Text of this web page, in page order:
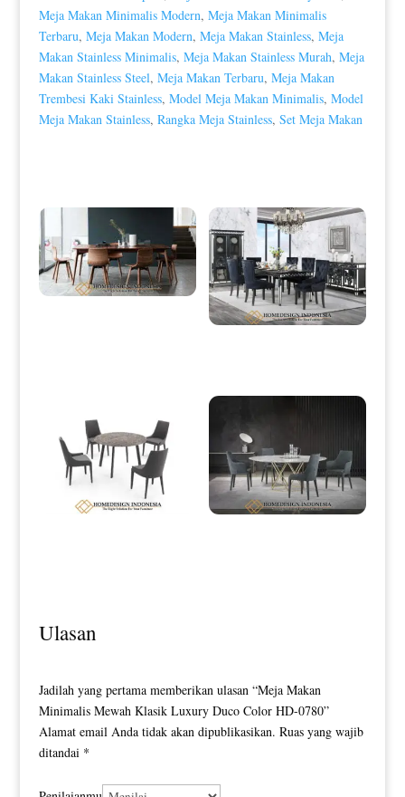
Meja Makan Minimalis Modern, Meja Makan Minimalis
Terbaru, Meja Makan Modern, Meja Makan Stainless, Meja
Makan Stainless Minimalis, Meja Makan Stainless Murah, Meja
Makan Stainless Steel, Meja Makan Terbaru, Meja Makan
Trembesi Kaki Stainless, Model Meja Makan Minimalis, Model
Meja Makan Stainless, Rangka Meja Stainless, Set Meja Makan
Ulasan
Jadilah yang pertama memberikan ulasan “Meja Makan
Minimalis Mewah Klasik Luxury Duco Color HD-0780”
Alamat email Anda tidak akan dipublikasikan. Ruas yang wajib
ditandai *